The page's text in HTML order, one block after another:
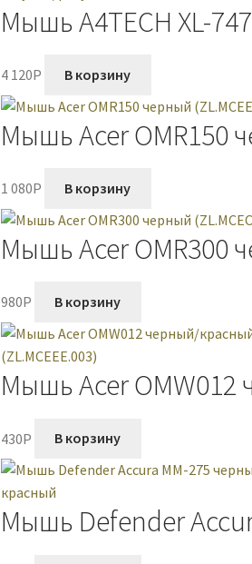
Мышь A4TECH XL-
4 120P В корзину
Мышь Acer OMR150
1 080P В корзину
Мышь Acer OMR300
980P В корзину
Мышь Acer OMW012
430P В корзину
Мышь Defender